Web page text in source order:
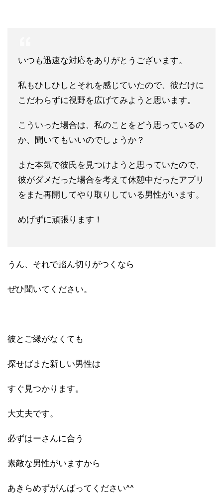
いつも迅速な対応をありがとうございます。
私もひしひしとそれを感じていたので、彼だけに
こだわらずに視野を広げてみようと思います。
こういった場合は、私のことをどう思っているの
か、聞いてもいいのでしょうか？
また本気で彼氏を見つけようと思っていたので、
彼がダメだった場合を考えて休憩中だったアプリ
をまた再開してやり取りしている男性がいます。
めげずに頑張ります！
うん、それで踏ん切りがつくなら
ぜひ聞いてください。
彼とご縁がなくても
探せばまた新しい男性は
すぐ見つかります。
大丈夫です。
必ずはーさんに合う
素敵な男性がいますから
あきらめずがんばってください^^